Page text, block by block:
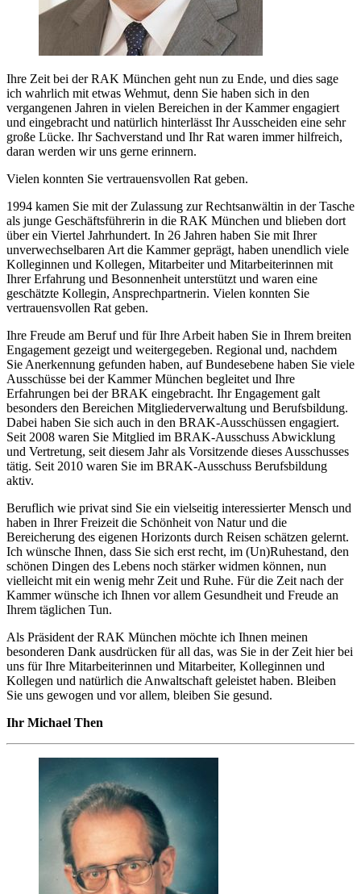
Ihre Zeit bei der RAK München geht nun zu Ende, und dies sage
ich wahrlich mit etwas Wehmut, denn Sie haben sich in den
vergangenen Jahren in vielen Bereichen in der Kammer engagiert
und eingebracht und natürlich hinterlässt Ihr Ausscheiden eine sehr
große Lücke. Ihr Sachverstand und Ihr Rat waren immer hilfreich,
daran werden wir uns gerne erinnern.
Vielen konnten Sie vertrauensvollen Rat geben.
1994 kamen Sie mit der Zulassung zur Rechtsanwältin in der Tasche
als junge Geschäftsführerin in die RAK München und blieben dort
über ein Viertel Jahrhundert. In 26 Jahren haben Sie mit Ihrer
unverwechselbaren Art die Kammer geprägt, haben unendlich viele
Kolleginnen und Kollegen, Mitarbeiter und Mitarbeiterinnen mit
Ihrer Erfahrung und Besonnenheit unterstützt und waren eine
geschätzte Kollegin, Ansprechpartnerin. Vielen konnten Sie
vertrauensvollen Rat geben.
Ihre Freude am Beruf und für Ihre Arbeit haben Sie in Ihrem breiten
Engagement gezeigt und weitergegeben. Regional und, nachdem
Sie Anerkennung gefunden haben, auf Bundesebene haben Sie viele
Ausschüsse bei der Kammer München begleitet und Ihre
Erfahrungen bei der BRAK eingebracht. Ihr Engagement galt
besonders den Bereichen Mitgliederverwaltung und Berufsbildung.
Dabei haben Sie sich auch in den BRAK-Ausschüssen engagiert.
Seit 2008 waren Sie Mitglied im BRAK-Ausschuss Abwicklung
und Vertretung, seit diesem Jahr als Vorsitzende dieses Ausschusses
tätig. Seit 2010 waren Sie im BRAK-Ausschuss Berufsbildung
aktiv.
Beruflich wie privat sind Sie ein vielseitig interessierter Mensch und
haben in Ihrer Freizeit die Schönheit von Natur und die
Bereicherung des eigenen Horizonts durch Reisen schätzen gelernt.
Ich wünsche Ihnen, dass Sie sich erst recht, im (Un)Ruhestand, den
schönen Dingen des Lebens noch stärker widmen können, nun
vielleicht mit ein wenig mehr Zeit und Ruhe. Für die Zeit nach der
Kammer wünsche ich Ihnen vor allem Gesundheit und Freude an
Ihrem täglichen Tun.
Als Präsident der RAK München möchte ich Ihnen meinen
besonderen Dank ausdrücken für all das, was Sie in der Zeit hier bei
uns für Ihre Mitarbeiterinnen und Mitarbeiter, Kolleginnen und
Kollegen und natürlich die Anwaltschaft geleistet haben. Bleiben
Sie uns gewogen und vor allem, bleiben Sie gesund.
Ihr Michael Then